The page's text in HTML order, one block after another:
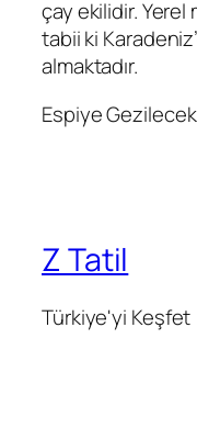
çay ekilidir.
tabii ki
almaktadır.
Espiye
Z Tatil
Türkiye'yi Keşfet